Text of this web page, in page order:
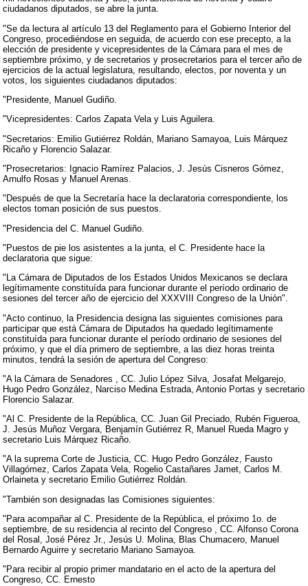
ciudadanos diputados, se abre la junta.
"Se da lectura al artículo 13 del Reglamento para el Gobierno Interior del
Congreso, procediéndose en seguida, de acuerdo con ese precepto, a la
elección de presidente y vicepresidentes de la Cámara para el mes de
septiembre próximo, y de secretarios y prosecretarios para el tercer año de
ejercicios de la actual legislatura, resultando, electos, por noventa y un
votos, los siguientes ciudadanos diputados:
"Presidente, Manuel Gudiño.
"Vicepresidentes: Carlos Zapata Vela y Luis Aguilera.
"Secretarios: Emilio Gutiérrez Roldán, Mariano Samayoa, Luis Márquez
Ricaño y Florencio Salazar.
"Prosecretarios: Ignacio Ramírez Palacios, J. Jesús Cisneros Gómez,
Arnulfo Rosas y Manuel Arenas.
"Después de que la Secretaría hace la declaratoria correspondiente, los
electos toman posición de sus puestos.
"Presidencia del C. Manuel Gudiño.
"Puestos de pie los asistentes a la junta, el C. Presidente hace la
declaratoria que sigue:
"La Cámara de Diputados de los Estados Unidos Mexicanos se declara
legítimamente constituída para funcionar durante el período ordinario de
sesiones del tercer año de ejercicio del XXXVIII Congreso de la Unión".
"Acto continuo, la Presidencia designa las siguientes comisiones para
participar que está Cámara de Diputados ha quedado legítimamente
constituída para funcionar durante el período ordinario de sesiones del
próximo, y que el día primero de septiembre, a las diez horas treinta
minutos, tendrá la sesión de apertura del Congreso:
"A la Cámara de Senadores , CC. Julio López Silva, Josafat Melgarejo,
Hugo Pedro González, Narciso Medina Estrada, Antonio Portas y secretario
Florencio Salazar.
"Al C. Presidente de la República, CC. Juan Gil Preciado, Rubén Figueroa,
J. Jesús Muñoz Vergara, Benjamín Gutiérrez R, Manuel Rueda Magro y
secretario Luis Márquez Ricaño.
"A la suprema Corte de Justicia, CC. Hugo Pedro González, Fausto
Villagómez, Carlos Zapata Vela, Rogelio Castañares Jamet, Carlos M.
Orlaineta y secretario Emilio Gutiérrez Roldán.
"También son designadas las Comisiones siguientes:
"Para acompañar al C. Presidente de la República, el próximo 1o. de
septiembre, de su residencia al recinto del Congreso , CC. Alfonso Corona
del Rosal, José Pérez Jr., Jesús U. Molina, Blas Chumacero, Manuel
Bernardo Aguirre y secretario Mariano Samayoa.
"Para recibir al propio primer mandatario en el acto de la apertura del
Congreso, CC. Ernesto